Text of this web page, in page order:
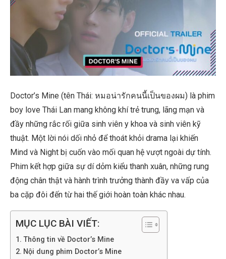
Doctor’s Mine (tên Thái: หมอน่ารักคนนี้เป็นของผม) là phim
boy love Thái Lan mang không khí trẻ trung, lãng mạn và
đầy những rắc rối giữa sinh viên y khoa và sinh viên kỹ
thuật. Một lời nói dối nhỏ để thoát khỏi drama lại khiến
Mind và Night bị cuốn vào mối quan hệ vượt ngoài dự tính.
Phim kết hợp giữa sự dí dỏm kiểu thanh xuân, những rung
động chân thật và hành trình trưởng thành đầy va vấp của
ba cặp đôi đến từ hai thế giới hoàn toàn khác nhau.
MỤC LỤC BÀI VIẾT:
Thông tin về Doctor’s Mine
Nội dung phim Doctor’s Mine